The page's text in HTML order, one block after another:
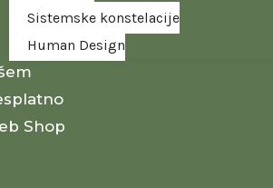
Sistemske konstelacije
Human Design
Shop